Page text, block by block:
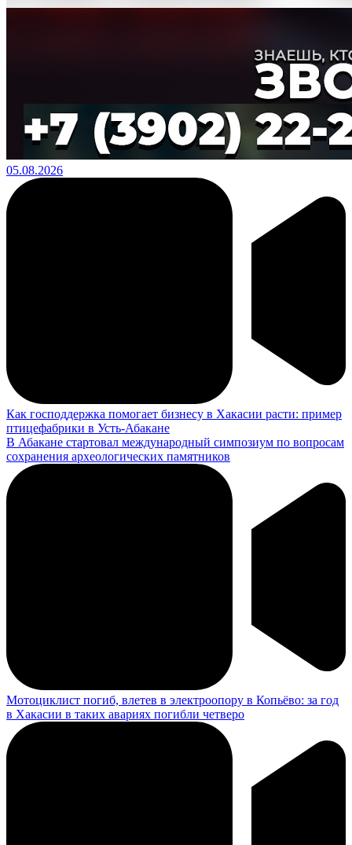
05.08.2026
Как господдержка помогает бизнесу в Хакасии расти: пример
птицефабрики в Усть-Абакане
В Абакане стартовал международный симпозиум по вопросам
сохранения археологических памятников
Мотоциклист погиб, влетев в электроопору в Копьёво: за год
в Хакасии в таких авариях погибли четверо